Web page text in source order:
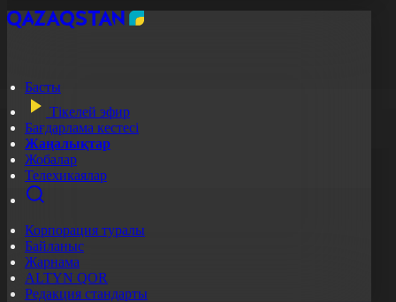
Басты
Тікелей эфир
Бағдарлама кестесі
Жаңалықтар
Жобалар
Телехикаялар
Корпорация туралы
Байланыс
Жарнама
ALTYN QOR
Редакция стандарты